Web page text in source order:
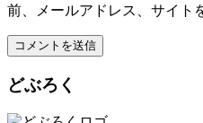
前、メールアドレス、サイト
どぶろく